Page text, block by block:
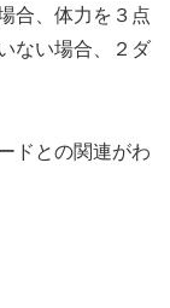
合、体力を３点
ない場合、２ダ
ドとの関連がわ